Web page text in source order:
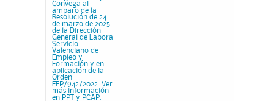
Convega al
amparo de la
Resolución de 24
de marzo de 2025
de la Dirección
General de Labora
Servicio
Valenciano de
Empleo y
Formación y en
aplicación de la
Orden
EFP/942/2022. Ver
más información
en PPT y PCAP.